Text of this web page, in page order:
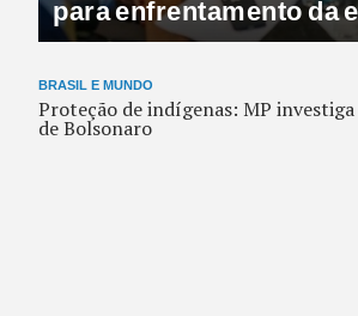
provas de propinas a
Calheiros
BRASIL E MUNDO
Proteção de indígenas: MP
de Bolsonaro